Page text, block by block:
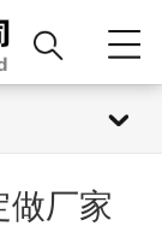
做厂家